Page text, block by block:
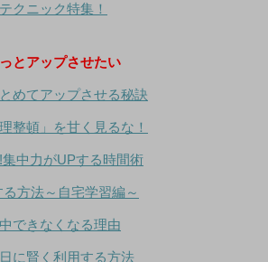
クニック特集！
とアップさせたい
めてアップさせる秘訣
整頓」を甘く見るな！
中力がUPする時間術
方法～自宅学習編～
できなくなる理由
に賢く利用する方法